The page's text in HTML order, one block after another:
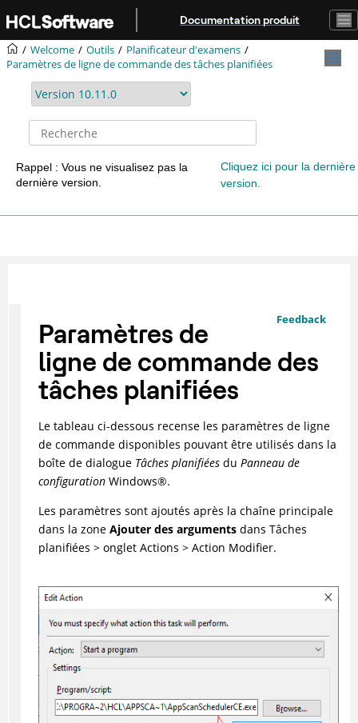
Aller au contenu principal
Documentation produit
Welcome Outils
Planificateur d'examens
Paramètres de ligne de commande des tâches planifiées
Rappel : Vous ne visualisez pas la
dernière version.
Cliquez ici pour la dernière
version.
Feedback
Paramètres de
ligne de commande des
tâches planifiées
Le tableau ci-dessous recense les paramètres de ligne
de commande disponibles pouvant être utilisés dans la
boîte de dialogue Tâches planifiéesdu Panneau de
configuration Windows®.
Les paramètres sont ajoutés après la chaîne principale
dans la zone Ajouter des argumentsdans Tâches
planifiées > onglet Actions > Action Modifier.